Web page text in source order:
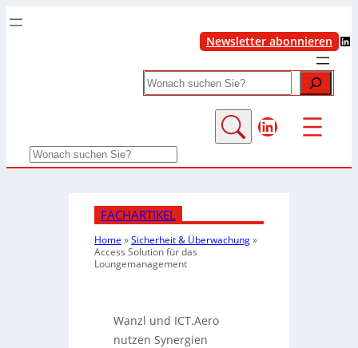
Newsletter abonnieren LinkedIn
Search
LinkedIn
Search
FACHARTIKEL
Home »Sicherheit & Überwachung»
Access Solution für das
Loungemanagement
Wanzl und ICT.Aero
nutzen Synergien